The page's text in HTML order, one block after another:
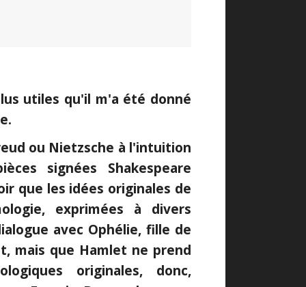
utiles qu'il m'a été donné
ou Nietzsche à l'intuition
signées Shakespeare
que les idées originales de
exprimées à divers
avec Ophélie, fille de
mais que Hamlet ne prend
originales, donc,